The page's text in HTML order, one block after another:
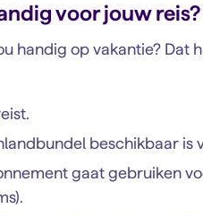
voor jouw reis?
handig op vakantie? Dat
beschikbaar is
gaat gebruiken